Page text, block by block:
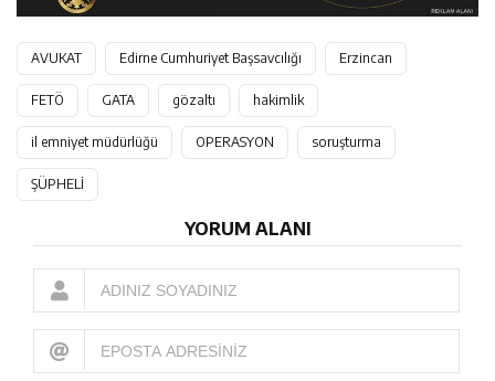
AVUKAT Edirne Cumhuriyet Başsavcılığı Erzincan
FETÖ GATA gözaltı hakimlik
il emniyet müdürlüğü OPERASYON soruşturma
ŞÜPHELİ
YORUM ALANI